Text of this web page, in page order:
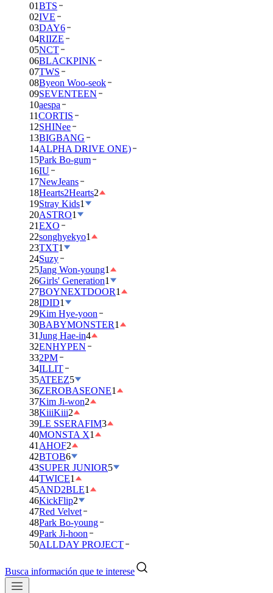
01BTS
02IVE
03DAY6
04RIIZE
05NCT
06BLACKPINK
07TWS
08Byeon Woo-seok
09SEVENTEEN
10aespa
11CORTIS
12SHINee
13BIGBANG
14ALPHA DRIVE ONE)
15Park Bo-gum
16IU
17NewJeans
18Hearts2Hearts2
19Stray Kids1
20ASTRO1
21EXO
22songhyekyo1
23TXT1
24Suzy
25Jang Won-young1
26Girls' Generation1
27BOYNEXTDOOR1
28IDID1
29Kim Hye-yoon
30BABYMONSTER1
31Jung Hae-in4
32ENHYPEN
332PM
34ILLIT
35ATEEZ5
36ZEROBASEONE1
37Kim Ji-won2
38KiiiKiii2
39LE SSERAFIM3
40MONSTA X1
41 AHOF2
42BTOB6
43SUPER JUNIOR5
44TWICE1
45AND2BLE1
46KickFlip2
47Red Velvet
48Park Bo-young
49Park Ji-hoon
50ALLDAY PROJECT
Busca información que te interese